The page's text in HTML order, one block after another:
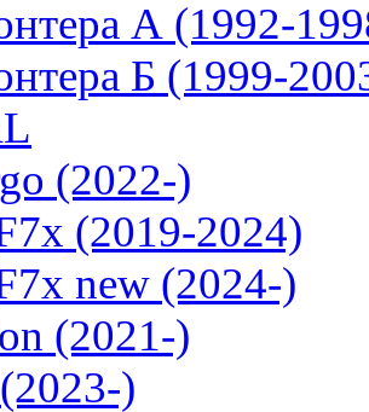
А (1992-
Б (1999-
(2022-)
(2019-2024)
new (2024-)
(2021-)
)